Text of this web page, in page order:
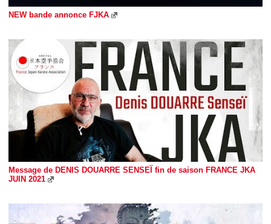
NEW bande annonce FJKA
Message de DENIS DOUARRE SENSEÏ fin de saison FRANCE JKA
JUIN 2021